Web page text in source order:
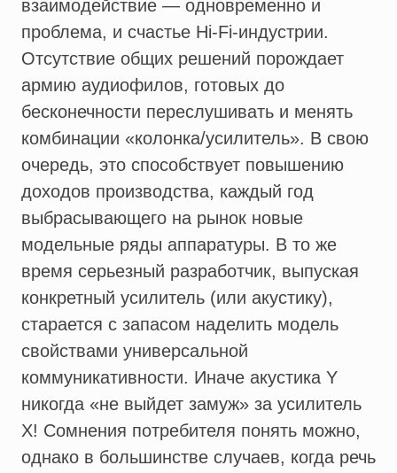
взаимодействие — одновременно и
проблема, и счастье Hi-Fi-индустрии.
Отсутствие общих решений порождает
армию аудиофилов, готовых до
бесконечности переслушивать и менять
комбинации «колонка/усилитель». В свою
очередь, это способствует повышению
доходов производства, каждый год
выбрасывающего на рынок новые
модельные ряды аппаратуры. В то же
время серьезный разработчик, выпуская
конкретный усилитель (или акустику),
старается с запасом наделить модель
свойствами универсальной
коммуникативности. Иначе акустика Y
никогда «не выйдет замуж» за усилитель
X! Cомнения потребителя понять можно,
однако в большинстве случаев, когда речь